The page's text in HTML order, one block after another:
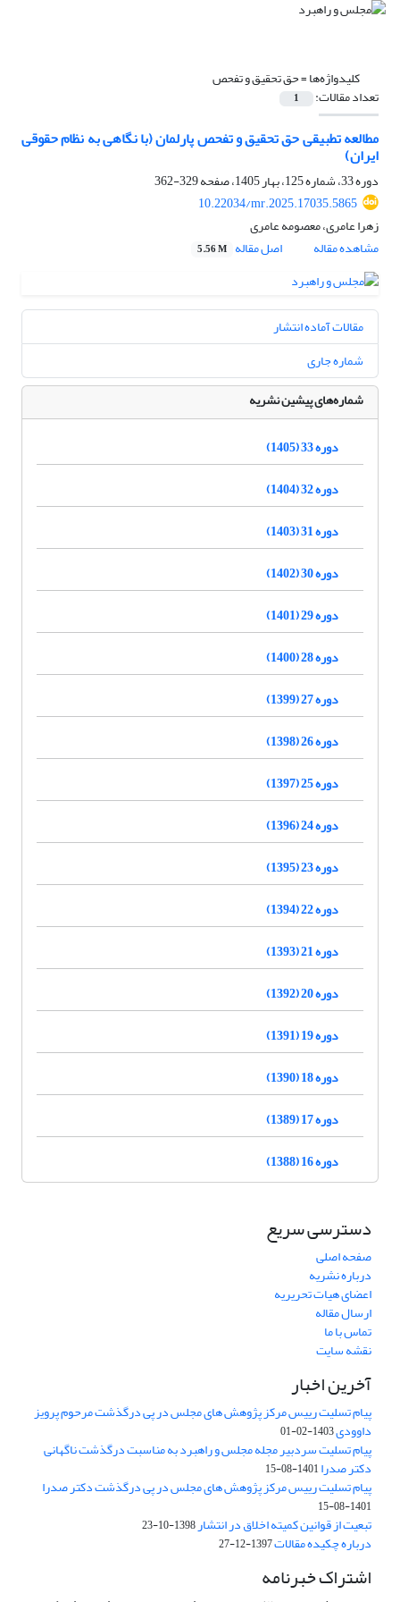
کلیدواژه‌ها =حق تحقیق و تفحص
تعداد مقالات: 1
مطالعه تطبیقی حق تحقیق و تفحص پارلمان (با نگاهی به نظام حقوقی
ایران)
دوره 33، شماره 125، بهار 1405، صفحه
329-362
10.22034/mr.2025.17035.5865
زهرا عامری، معصومه عامری
مشاهده مقاله
اصل مقاله 5.56 M
مقالات آماده انتشار
شماره جاری
شماره‌های پیشین نشریه
دوره 33 (1405)
دوره 32 (1404)
دوره 31 (1403)
دوره 30 (1402)
دوره 29 (1401)
دوره 28 (1400)
دوره 27 (1399)
دوره 26 (1398)
دوره 25 (1397)
دوره 24 (1396)
دوره 23 (1395)
دوره 22 (1394)
دوره 21 (1393)
دوره 20 (1392)
دوره 19 (1391)
دوره 18 (1390)
دوره 17 (1389)
دوره 16 (1388)
دسترسی سریع
صفحه اصلی
درباره نشریه
اعضای هیات تحریریه
ارسال مقاله
تماس با ما
نقشه سایت
آخرین اخبار
پیام تسلیت رییس مرکز پژوهش های مجلس در پی درگذشت مرحوم پرویز
داوودی1403-02-01
پیام تسلیت سردبیر مجله مجلس و راهبرد به مناسبت درگذشت ناگهانی
دکتر صدرا1401-08-15
پیام تسلیت رییس مرکز پژوهش های مجلس در پی درگذشت دکتر صدرا
1401-08-15
تبعیت از قوانین کمیته اخلاق در انتشار1398-10-23
درباره چکیده مقالات1397-12-27
اشتراک خبرنامه